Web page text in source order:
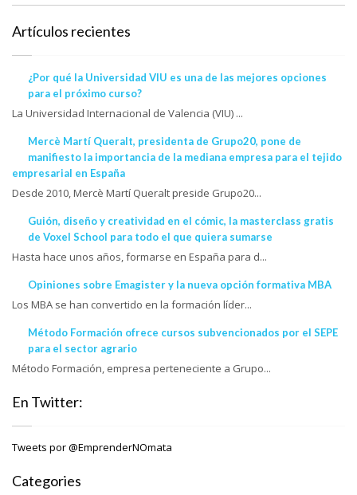
Artículos recientes
¿Por qué la Universidad VIU es una de las mejores opciones
para el próximo curso?
La Universidad Internacional de Valencia (VIU) ...
Mercè Martí Queralt, presidenta de Grupo20, pone de
manifiesto la importancia de la mediana empresa para el tejido
empresarial en España
Desde 2010, Mercè Martí Queralt preside Grupo20...
Guión, diseño y creatividad en el cómic, la masterclass gratis
de Voxel School para todo el que quiera sumarse
Hasta hace unos años, formarse en España para d...
Opiniones sobre Emagister y la nueva opción formativa MBA
Los MBA se han convertido en la formación líder...
Método Formación ofrece cursos subvencionados por el SEPE
para el sector agrario
Método Formación, empresa perteneciente a Grupo...
En Twitter:
Tweets por @EmprenderNOmata
Categories